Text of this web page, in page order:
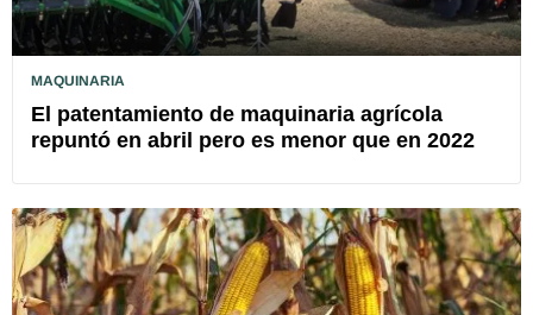
MAQUINARIA
El patentamiento de maquinaria agrícola
repuntó en abril pero es menor que en 2022